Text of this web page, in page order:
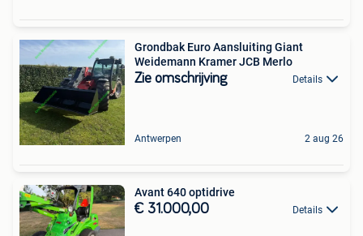
Grondbak Euro Aansluiting Giant
Weidemann Kramer JCB Merlo
Zie omschrijving Details
Antwerpen 2 aug 26
Avant 640 optidrive
€ 31.000,00 Details